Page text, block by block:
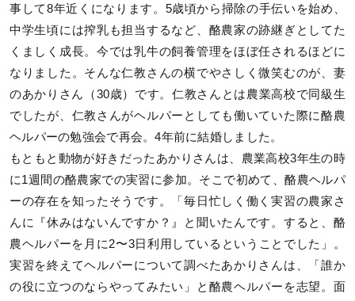
事して8年近くになります。5歳頃から掃除の手伝いを始め、
中学生頃には搾乳も担当するなど、酪農家の跡継ぎとしてた
くましく成長。今では乳牛の飼養管理をほぼ任されるほどに
なりました。そんな仁教さんの横でやさしく微笑むのが、妻
のあかりさん（30歳）です。仁教さんとは農業高校で同級生
でしたが、仁教さんがヘルパーとしても働いていた際に酪農
ヘルパーの勉強会で再会。4年前に結婚しました。
もともと動物が好きだったあかりさんは、農業高校3年生の時
に1週間の酪農家での実習に参加。そこで初めて、酪農ヘルパ
ーの存在を知ったそうです。「毎日忙しく働く実習の農家さ
んに『休みはないんですか？』と聞いたんです。すると、酪
農ヘルパーを月に2〜3日利用しているということでした」。
実習を終えてヘルパーについて調べたあかりさんは、「誰か
の役に立つのならやってみたい」と酪農ヘルパーを志望。面